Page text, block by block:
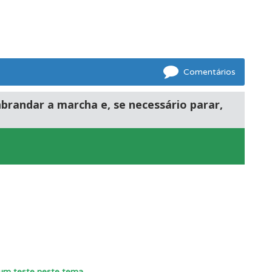
Comentários
a marcha e, se necessário parar,